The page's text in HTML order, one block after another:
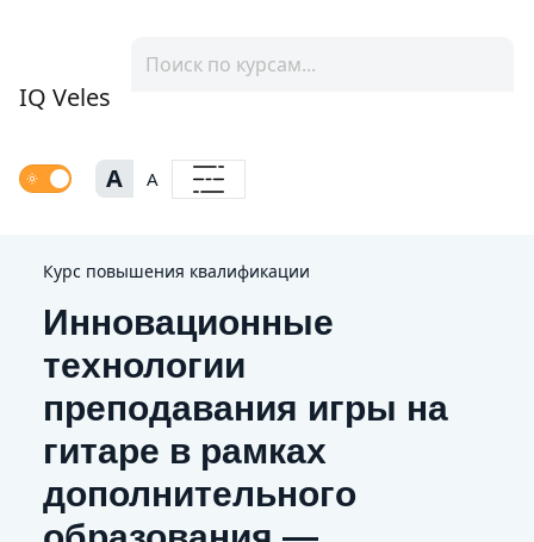
IQ Veles
A A
Курс повышения квалификации
Инновационные
технологии
преподавания игры на
гитаре в рамках
дополнительного